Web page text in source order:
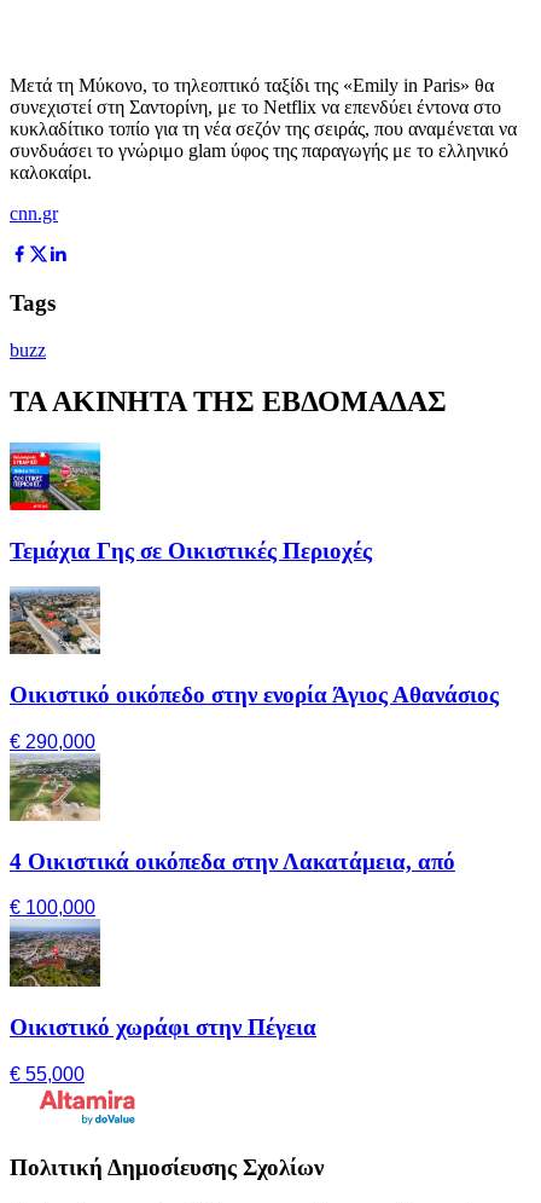
Μετά τη Μύκονο, το τηλεοπτικό ταξίδι της «Emily in Paris» θα
συνεχιστεί στη Σαντορίνη, με το Netflix να επενδύει έντονα στο
κυκλαδίτικο τοπίο για τη νέα σεζόν της σειράς, που αναμένεται να
συνδυάσει το γνώριμο glam ύφος της παραγωγής με το ελληνικό
καλοκαίρι.
cnn.gr
Tags
buzz
ΤΑ ΑΚΙΝΗΤΑ ΤΗΣ ΕΒΔΟΜΑΔΑΣ
Τεμάχια Γης σε Οικιστικές Περιοχές
Οικιστικό οικόπεδο στην ενορία Άγιος Αθανάσιος
€ 290,000
4 Οικιστικά οικόπεδα στην Λακατάμεια, από
€ 100,000
Οικιστικό χωράφι στην Πέγεια
€ 55,000
Πολιτική Δημοσίευσης Σχολίων